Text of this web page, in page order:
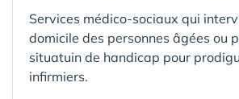
Services médico-sociaux qui
domicile des personnes âgées ou
situatuin de handicap pour
infirmiers.